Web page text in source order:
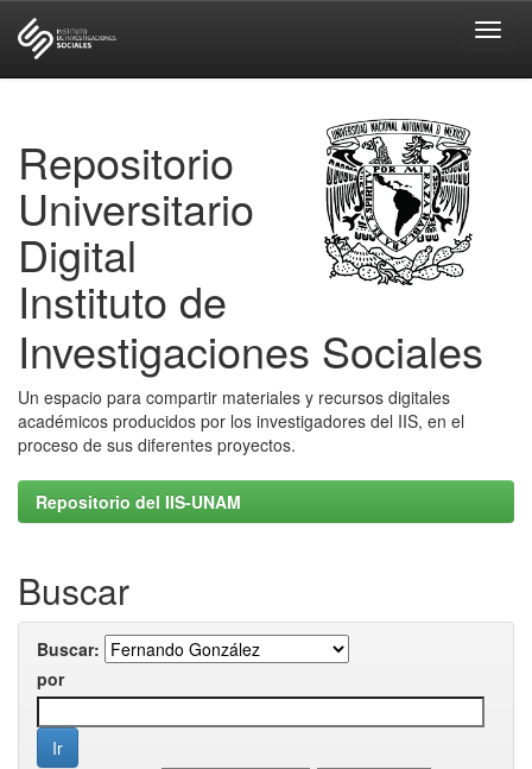
Repositorio
Universitario
Digital
Instituto de
Investigaciones Sociales
Un espacio para compartir materiales y recursos digitales
académicos producidos por los investigadores del IIS, en el
proceso de sus diferentes proyectos.
Repositorio del IIS-UNAM
Buscar
Buscar:
por